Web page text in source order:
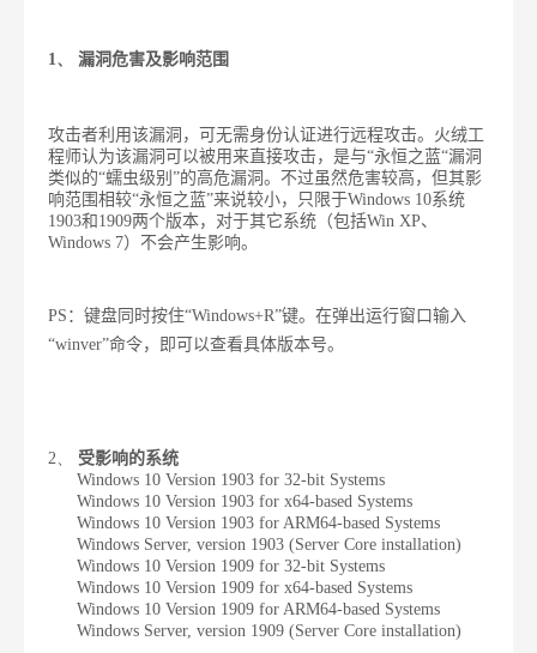
1、 漏洞危害及影响范围
攻击者利用该漏洞，可无需身份认证进行远程攻击。火绒工
程师认为该漏洞可以被用来直接攻击，是与“永恒之蓝“漏洞
类似的“蠕虫级别”的高危漏洞。 不过虽然危害较高，但其影
响范围相较“永恒之蓝”来说较小，只限于Windows 10系统
1903和 1909两个版本，对于其它系统（包括Win XP、
Windows 7）不会产生影响。
PS ： 键盘同时按住“Windows+R”键。在弹出运行窗口输入
“winver”命令，即可以查看具体版本号。
2、
受影响的系统
Windows 10 Version 1903 for 32-bit Systems
Windows 10 Version 1903 for x64-based Systems
Windows 10 Version 1903 for ARM64-based Systems
Windows Server, version 1903 (Server Core installation)
Windows 10 Version 1909 for 32-bit Systems
Windows 10 Version 1909 for x64-based Systems
Windows 10 Version 1909 for ARM64-based Systems
Windows Server, version 1909 (Server Core installation)